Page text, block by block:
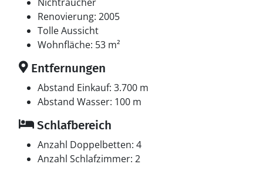
Renovierung: 2005
Tolle Aussicht
Wohnfläche: 53 m²
Entfernungen
Abstand Einkauf: 3.700 m
Abstand Wasser: 100 m
Schlafbereich
Anzahl Doppelbetten: 4
Anzahl Schlafzimmer: 2